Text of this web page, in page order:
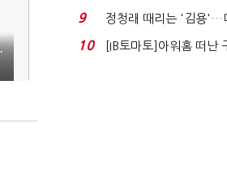
시도
9
정청래 때리는 '김용'…
최측근' 입...
10
[IB토마토]아워홈 떠난